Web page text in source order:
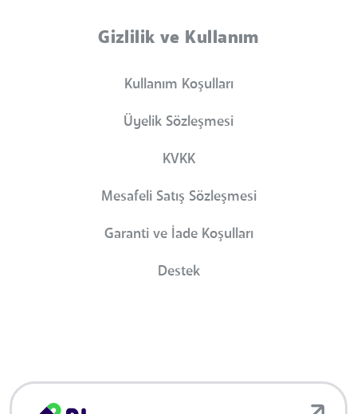
Gizlilik ve Kullanım
Kullanım Koşulları
Üyelik Sözleşmesi
KVKK
Mesafeli Satış Sözleşmesi
Garanti ve İade Koşulları
Destek